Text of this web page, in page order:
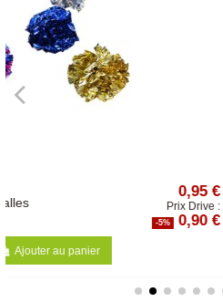
:
Litière bentonite Maximum
CHARBON ACTIV 12kg